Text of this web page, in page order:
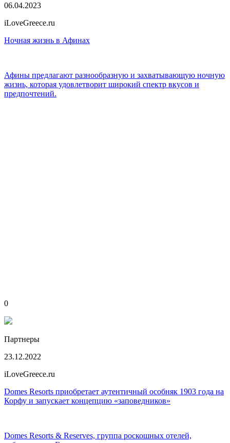
06.04.2023
iLoveGreece.ru
Ночная жизнь в Афинах
Афины предлагают разнообразную и захватывающую ночную
жизнь, которая удовлетворит широкий спектр вкусов и
предпочтений.
0
Партнеры
23.12.2022
iLoveGreece.ru
Domes Resorts приобретает аутентичный особняк 1903 года на
Корфу и запускает концепцию «заповедников»
Domes Resorts & Reserves, группа роскошных отелей,